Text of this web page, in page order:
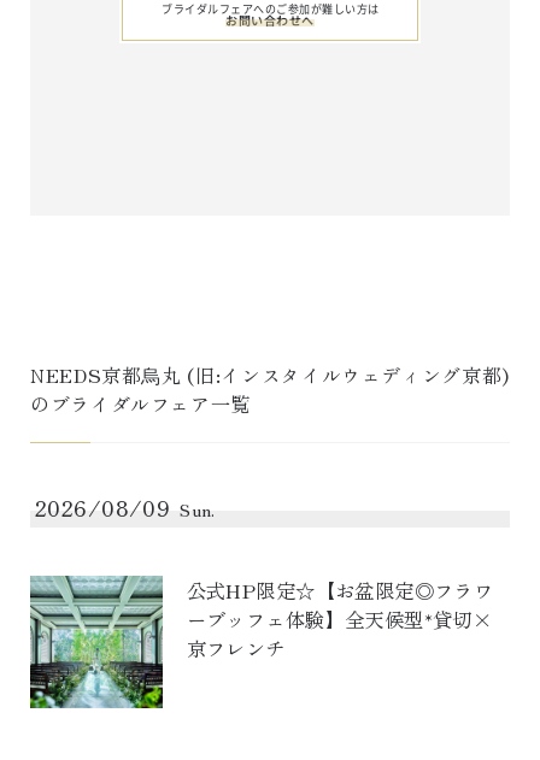
ブライダルフェアへのご参加が難しい方は
お問い合わせへ
NEEDS京都烏丸 (旧:インスタイルウェディング京都)
のブライダルフェア一覧
2026/08/09 Sun.
公式HP限定☆【お盆限定◎フラワ
ーブッフェ体験】全天候型*貸切×
京フレンチ